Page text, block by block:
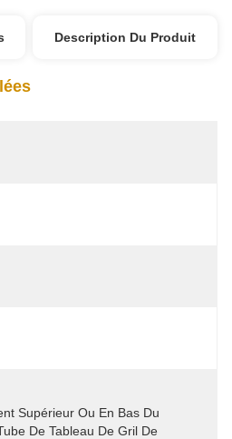
Description Du Produit
Supérieur Ou En Bas Du
De Tableau De Gril De